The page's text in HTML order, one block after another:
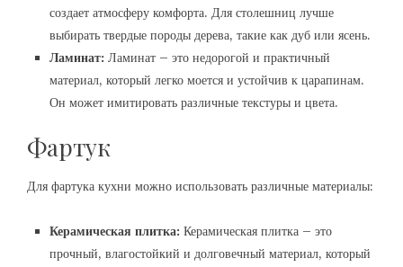
создает атмосферу комфорта. Для столешниц лучше
выбирать твердые породы дерева, такие как дуб или ясень.
Ламинат: Ламинат – это недорогой и практичный
материал, который легко моется и устойчив к царапинам.
Он может имитировать различные текстуры и цвета.
Фартук
Для фартука кухни можно использовать различные материалы:
Керамическая плитка: Керамическая плитка – это
прочный, влагостойкий и долговечный материал, который